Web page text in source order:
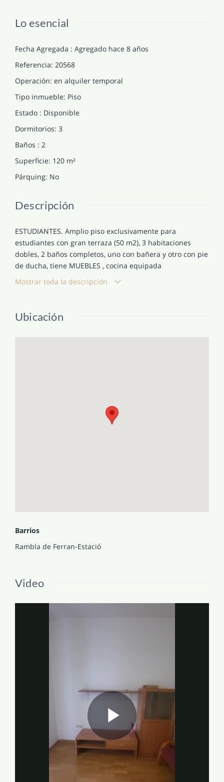
Lo esencial
Fecha Agregada : Agregado hace 8 años
Referencia: 20568
Operación: en alquiler temporal
Tipo inmueble: Piso
Estado : Disponible
Dormitorios: 3
Baños : 2
Superficie: 120 m²
Párquing: No
Descripción
ESTUDIANTES. Amplio piso exclusivamente para
estudiantes con gran terraza (50 m2), 3 habitaciones
dobles, 2 baños completos, uno con bañera y otro con pie
de ducha, tiene MUEBLES , cocina equipada
independiente, con calefacción individual a gas, suelo de
parquet, soleado, la finca tiene ascensor.
Estado del inmueble: En buen estado
Mostrar toda la descripción
Ubicación
Barrios
Rambla de Ferran-Estació
Video